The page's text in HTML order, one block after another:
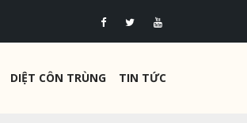
DIỆT CÔN TRÙNG TIN TỨC